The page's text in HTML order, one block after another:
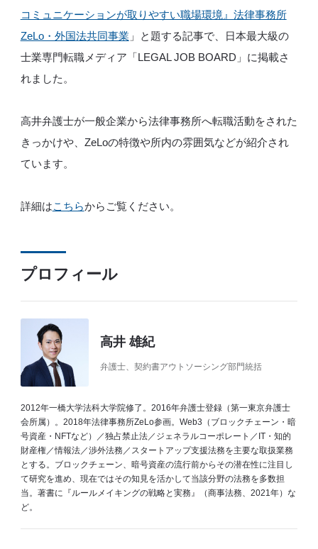
コミュニケーションが取りやすい職場環境』法律事務所
ZeLo・外国法共同事業 」と題する記事で、日本最大級の
士業専門転職メディア「LEGAL JOB BOARD」に掲載さ
れました。
高井弁護士が一般企業から法律事務所へ転職活動をされた
きっかけや、ZeLoの特徴や所内の雰囲気などが紹介され
ています。
詳細はこちらからご覧ください。
プロフィール
高井 雄紀
弁護士、契約書アウトソーシング部門統括
2012年一橋大学法科大学院修了。2016年弁護士登録（第一東京弁護士
会所属）。2018年法律事務所ZeLo参画。Web3（ブロックチェーン・暗
号資産・NFTなど）／独占禁止法／ジェネラルコーポレート／IT・知的
財産権／情報法／渉外法務／スタートアップ支援法務を主要な取扱業務
とする。ブロックチェーン、暗号資産の流行前からその潜在性に注目し
て研究を進め、現在ではその知見を活かして当該分野の法務を多数担
当。著書に『ルールメイキングの戦略と実務』（商事法務、2021年）な
ど。